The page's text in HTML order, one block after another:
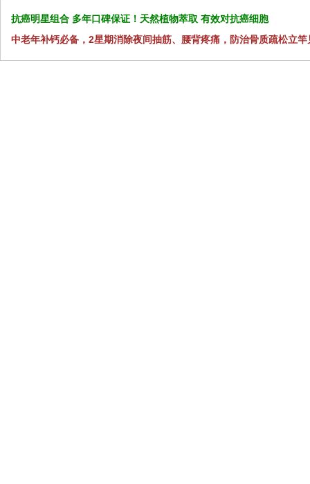
抗癌明星组合 多年口碑保证！天然植物萃取 有效对抗癌细胞
中老年补钙必备，2星期消除夜间抽筋、腰背疼痛，防治骨质疏松立竿